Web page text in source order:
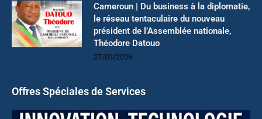
Cameroun | Du business à la diplomatie,
le réseau tentaculaire du nouveau
président de l’Assemblée nationale,
Théodore Datouo
27/03/2026
Offres Spéciales de Services